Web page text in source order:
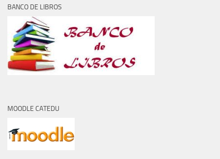
BANCO DE LIBROS
MOODLE CATEDU